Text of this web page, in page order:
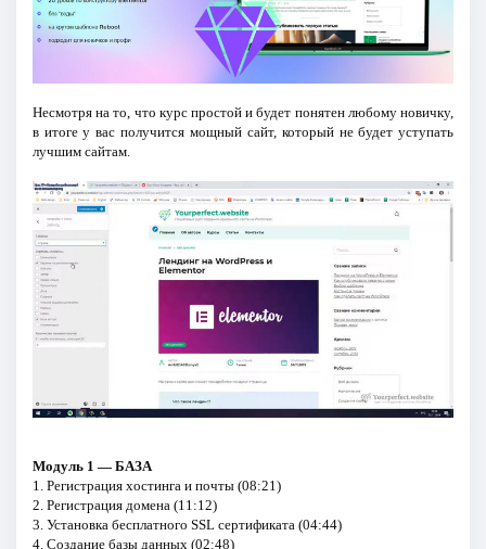
Несмотря на то, что курс простой и будет понятен любому новичку,
в итоге у вас получится мощный сайт, который не будет уступать
лучшим сайтам.
Модуль 1 — БАЗА
1. Регистрация хостинга и почты (08:21)
2. Регистрация домена (11:12)
3. Установка бесплатного SSL сертификата (04:44)
4. Создание базы данных (02:48)